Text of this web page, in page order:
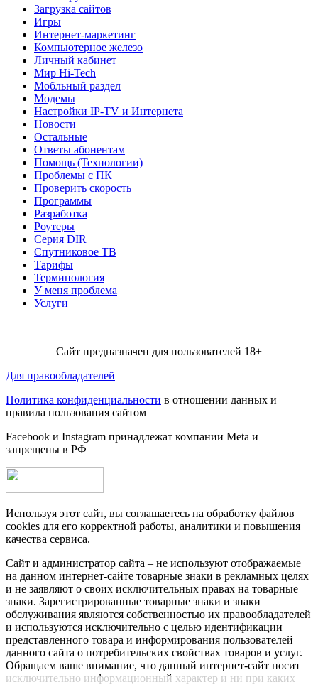
Загрузка сайтов
Игры
Интернет-маркетинг
Компьютерное железо
Личный кабинет
Мир Hi-Tech
Мобльный раздел
Модемы
Настройки IP-TV и Интернета
Новости
Остальные
Ответы абонентам
Помощь (Технологии)
Проблемы с ПК
Проверить скорость
Программы
Разработка
Роутеры
Серия DIR
Спутниковое ТВ
Тарифы
Терминология
У меня проблема
Услуги
Сайт предназначен для пользователей 18+
Для правообладателей
Политика конфиденциальности в отношении данных и
правила пользования сайтом
Facebook и Instagram принадлежат компании Metа и
запрещены в РФ
Используя этот сайт, вы соглашаетесь на обработку файлов
cookies для его корректной работы, аналитики и повышения
качества сервиса.
Сайт и администратор сайта – не используют отображаемые
на данном интернет-сайте товарные знаки в рекламных целях
и не заявляют о своих исключительных правах на товарные
знаки. Зарегистрированные товарные знаки и знаки
обслуживания являются собственностью их правообладателей
и используются исключительно с целью идентификации
представленного товара и информирования пользователей
данного сайта о потребительских свойствах товаров и услуг.
Обращаем ваше внимание, что данный интернет-сайт носит
исключительно информационный характер и ни при каких